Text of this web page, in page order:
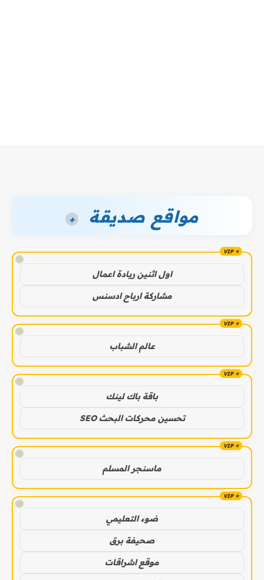
مواقع صديقة +
!
اول اثنين ريادة اعمال
مشاركة ارباح ادسنس
!
عالم الشباب
!
باقة باك لينك
تحسين محركات البحث SEO
!
ماسنجر المسلم
!
ضوء التعليمي
صحيفة برق
موقع اشراقات